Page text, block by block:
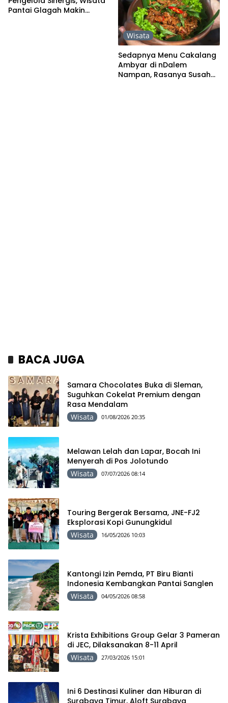
Pantai Glagah Makin
Wisata
Sedapnya Menu Cakalang
Ambyar di nDalem
Nampan, Rasanya Susah
BACA JUGA
Samara Chocolates Buka di Sleman,
Suguhkan Cokelat Premium dengan
Rasa Mendalam
Wisata 01/08/2026 20:35
Melawan Lelah dan Lapar, Bocah Ini
Menyerah di Pos Jolotundo
Wisata 07/07/2026 08:14
Touring Bergerak Bersama, JNE-FJ2
Eksplorasi Kopi Gunungkidul
Wisata 16/05/2026 10:03
Kantongi Izin Pemda, PT Biru Bianti
Indonesia Kembangkan Pantai Sanglen
Wisata 04/05/2026 08:58
Krista Exhibitions Group Gelar 3 Pameran
di JEC, Dilaksanakan 8-11 April
Wisata 27/03/2026 15:01
Ini 6 Destinasi Kuliner dan Hiburan di